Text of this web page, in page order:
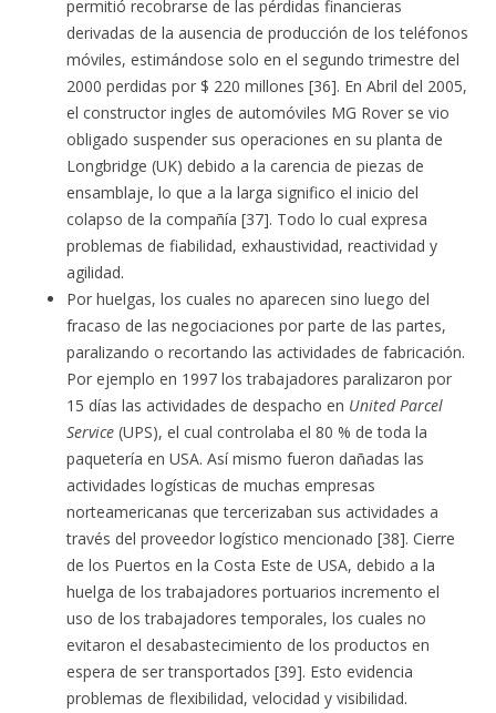
permitió recobrarse de las pérdidas financieras
derivadas de la ausencia de producción de los teléfonos
móviles, estimándose solo en el segundo trimestre del
2000 perdidas por $ 220 millones [36]. En Abril del 2005,
el constructor ingles de automóviles MG Rover se vio
obligado suspender sus operaciones en su planta de
Longbridge (UK) debido a la carencia de piezas de
ensamblaje, lo que a la larga significo el inicio del
colapso de la compañía [37]. Todo lo cual expresa
problemas de fiabilidad, exhaustividad, reactividad y
agilidad.
Por huelgas, los cuales no aparecen sino luego del
fracaso de las negociaciones por parte de las partes,
paralizando o recortando las actividades de fabricación.
Por ejemplo en 1997 los trabajadores paralizaron por
15 días las actividades de despacho en United Parcel
Service (UPS), el cual controlaba el 80 % de toda la
paquetería en USA. Así mismo fueron dañadas las
actividades logísticas de muchas empresas
norteamericanas que tercerizaban sus actividades a
través del proveedor logístico mencionado [38]. Cierre
de los Puertos en la Costa Este de USA, debido a la
huelga de los trabajadores portuarios incremento el
uso de los trabajadores temporales, los cuales no
evitaron el desabastecimiento de los productos en
espera de ser transportados [39]. Esto evidencia
problemas de flexibilidad, velocidad y visibilidad.